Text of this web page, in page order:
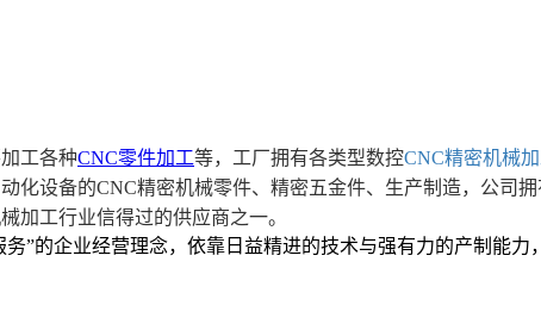
工各种CNC零件加工等，工厂拥有各类型数控CNC精密机械
化设备的CNC精密机械零件、精密五金件、生产制造，公司
加工行业信得过的供应商之一。
”的企业经营理念，依靠日益精进的技术与强有力的产制能力